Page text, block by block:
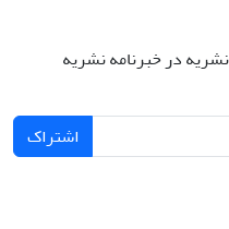
در خبرنامه نشریه
اشتراک